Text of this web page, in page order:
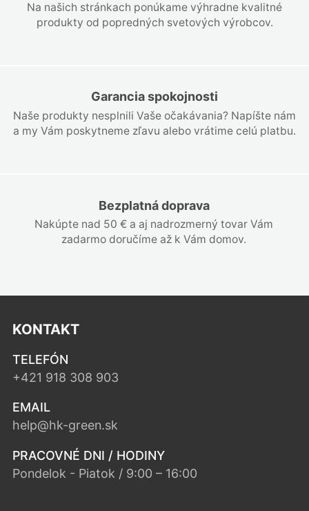
Na našich stránkach ponúkame výhradne kvalitné
produkty od popredných svetových výrobcov.
Garancia spokojnosti
Naše produkty nesplnili Vaše očakávania? Napíšte nám
a my Vám poskytneme zľavu alebo vrátime celú platbu.
Bezplatná doprava
Nakúpte nad 50 € a aj nadrozmerný tovar Vám
zadarmo doručíme až k Vám domov.
KONTAKT
TELEFÓN
+421 918 308 903
EMAIL
help@hk-green.sk
PRACOVNÉ DNI / HODINY
Pondelok - Piatok / 9:00 – 16:00